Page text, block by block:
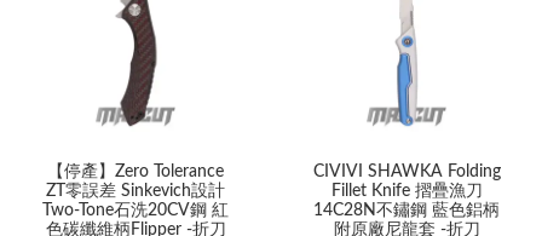
【停產】Zero Tolerance
ZT零誤差 Sinkevich設計
Two-Tone石洗20CV鋼 紅
色碳纖維柄Flipper -折刀
CIVIVI SHAWKA Folding
Fillet Knife 摺疊漁刀
14C28N不鏽鋼 藍色鋁柄
附原廠尼龍套 -折刀